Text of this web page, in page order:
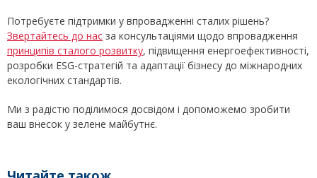
Потребуєте підтримки у впровадженні сталих рішень?
Звертайтесь до нас за консультаціями щодо впровадження
принципів сталого розвитку, підвищення енергоефективності,
розробки ESG-стратегій та адаптації бізнесу до міжнародних
екологічних стандартів.
Ми з радістю поділимося досвідом і допоможемо зробити
ваш внесок у зелене майбутнє.